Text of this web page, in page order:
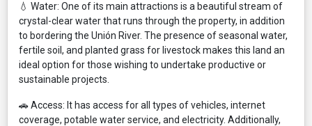
💧 Water: One of its main attractions is a beautiful stream of
crystal-clear water that runs through the property, in addition
to bordering the Unión River. The presence of seasonal water,
fertile soil, and planted grass for livestock makes this land an
ideal option for those wishing to undertake productive or
sustainable projects.
🚗 Access: It has access for all types of vehicles, internet
coverage, potable water service, and electricity. Additionally,